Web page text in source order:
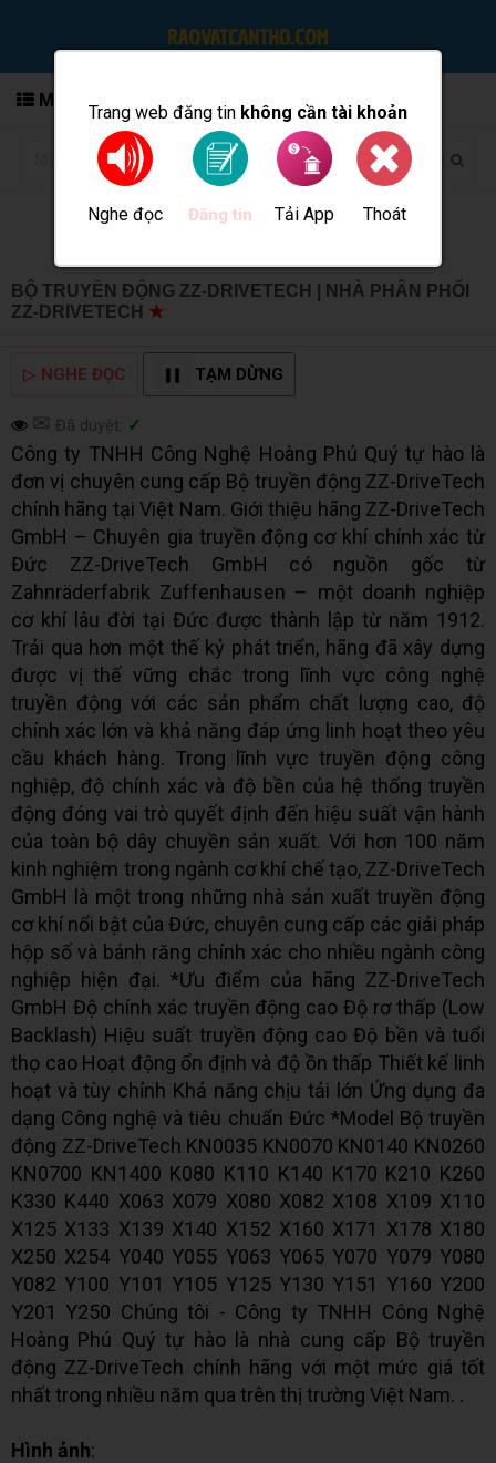
Trang web đăng tin không cần tài khoản
Nghe đọc Đăng tin Tải App Thoát
MENU
BỘ TRUYỀN ĐỘNG ZZ-DRIVETECH | NHÀ PHÂN PHỐI
ZZ-DRIVETECH ★
▷ NGHE ĐỌC TẠM DỪNG
✉ Đã duyệt: ✓
Công ty TNHH Công Nghệ Hoàng Phú Quý tự hào là
đơn vị chuyên cung cấp Bộ truyền động ZZ-DriveTech
chính hãng tại Việt Nam. Giới thiệu hãng ZZ-DriveTech
GmbH – Chuyên gia truyền động cơ khí chính xác từ
Đức ZZ-DriveTech GmbH có nguồn gốc từ
Zahnräderfabrik Zuffenhausen – một doanh nghiệp
cơ khí lâu đời tại Đức được thành lập từ năm 1912.
Trải qua hơn một thế kỷ phát triển, hãng đã xây dựng
được vị thế vững chắc trong lĩnh vực công nghệ
truyền động với các sản phẩm chất lượng cao, độ
chính xác lớn và khả năng đáp ứng linh hoạt theo yêu
cầu khách hàng. Trong lĩnh vực truyền động công
nghiệp, độ chính xác và độ bền của hệ thống truyền
động đóng vai trò quyết định đến hiệu suất vận hành
của toàn bộ dây chuyền sản xuất. Với hơn 100 năm
kinh nghiệm trong ngành cơ khí chế tạo, ZZ-DriveTech
GmbH là một trong những nhà sản xuất truyền động
cơ khí nổi bật của Đức, chuyên cung cấp các giải pháp
hộp số và bánh răng chính xác cho nhiều ngành công
nghiệp hiện đại. *Ưu điểm của hãng ZZ-DriveTech
GmbH Độ chính xác truyền động cao Độ rơ thấp (Low
Backlash) Hiệu suất truyền động cao Độ bền và tuổi
thọ cao Hoạt động ổn định và độ ồn thấp Thiết kế linh
hoạt và tùy chỉnh Khả năng chịu tải lớn Ứng dụng đa
dạng Công nghệ và tiêu chuẩn Đức *Model Bộ truyền
động ZZ-DriveTech KN0035 KN0070 KN0140 KN0260
KN0700 KN1400 K080 K110 K140 K170 K210 K260
K330 K440 X063 X079 X080 X082 X108 X109 X110
X125 X133 X139 X140 X152 X160 X171 X178 X180
X250 X254 Y040 Y055 Y063 Y065 Y070 Y079 Y080
Y082 Y100 Y101 Y105 Y125 Y130 Y151 Y160 Y200
Y201 Y250 Chúng tôi - Công ty TNHH Công Nghệ
Hoàng Phú Quý tự hào là nhà cung cấp Bộ truyền
động ZZ-DriveTech chính hãng với một mức giá tốt
nhất trong nhiều năm qua trên thị trường Việt Nam. .
Hình ảnh: